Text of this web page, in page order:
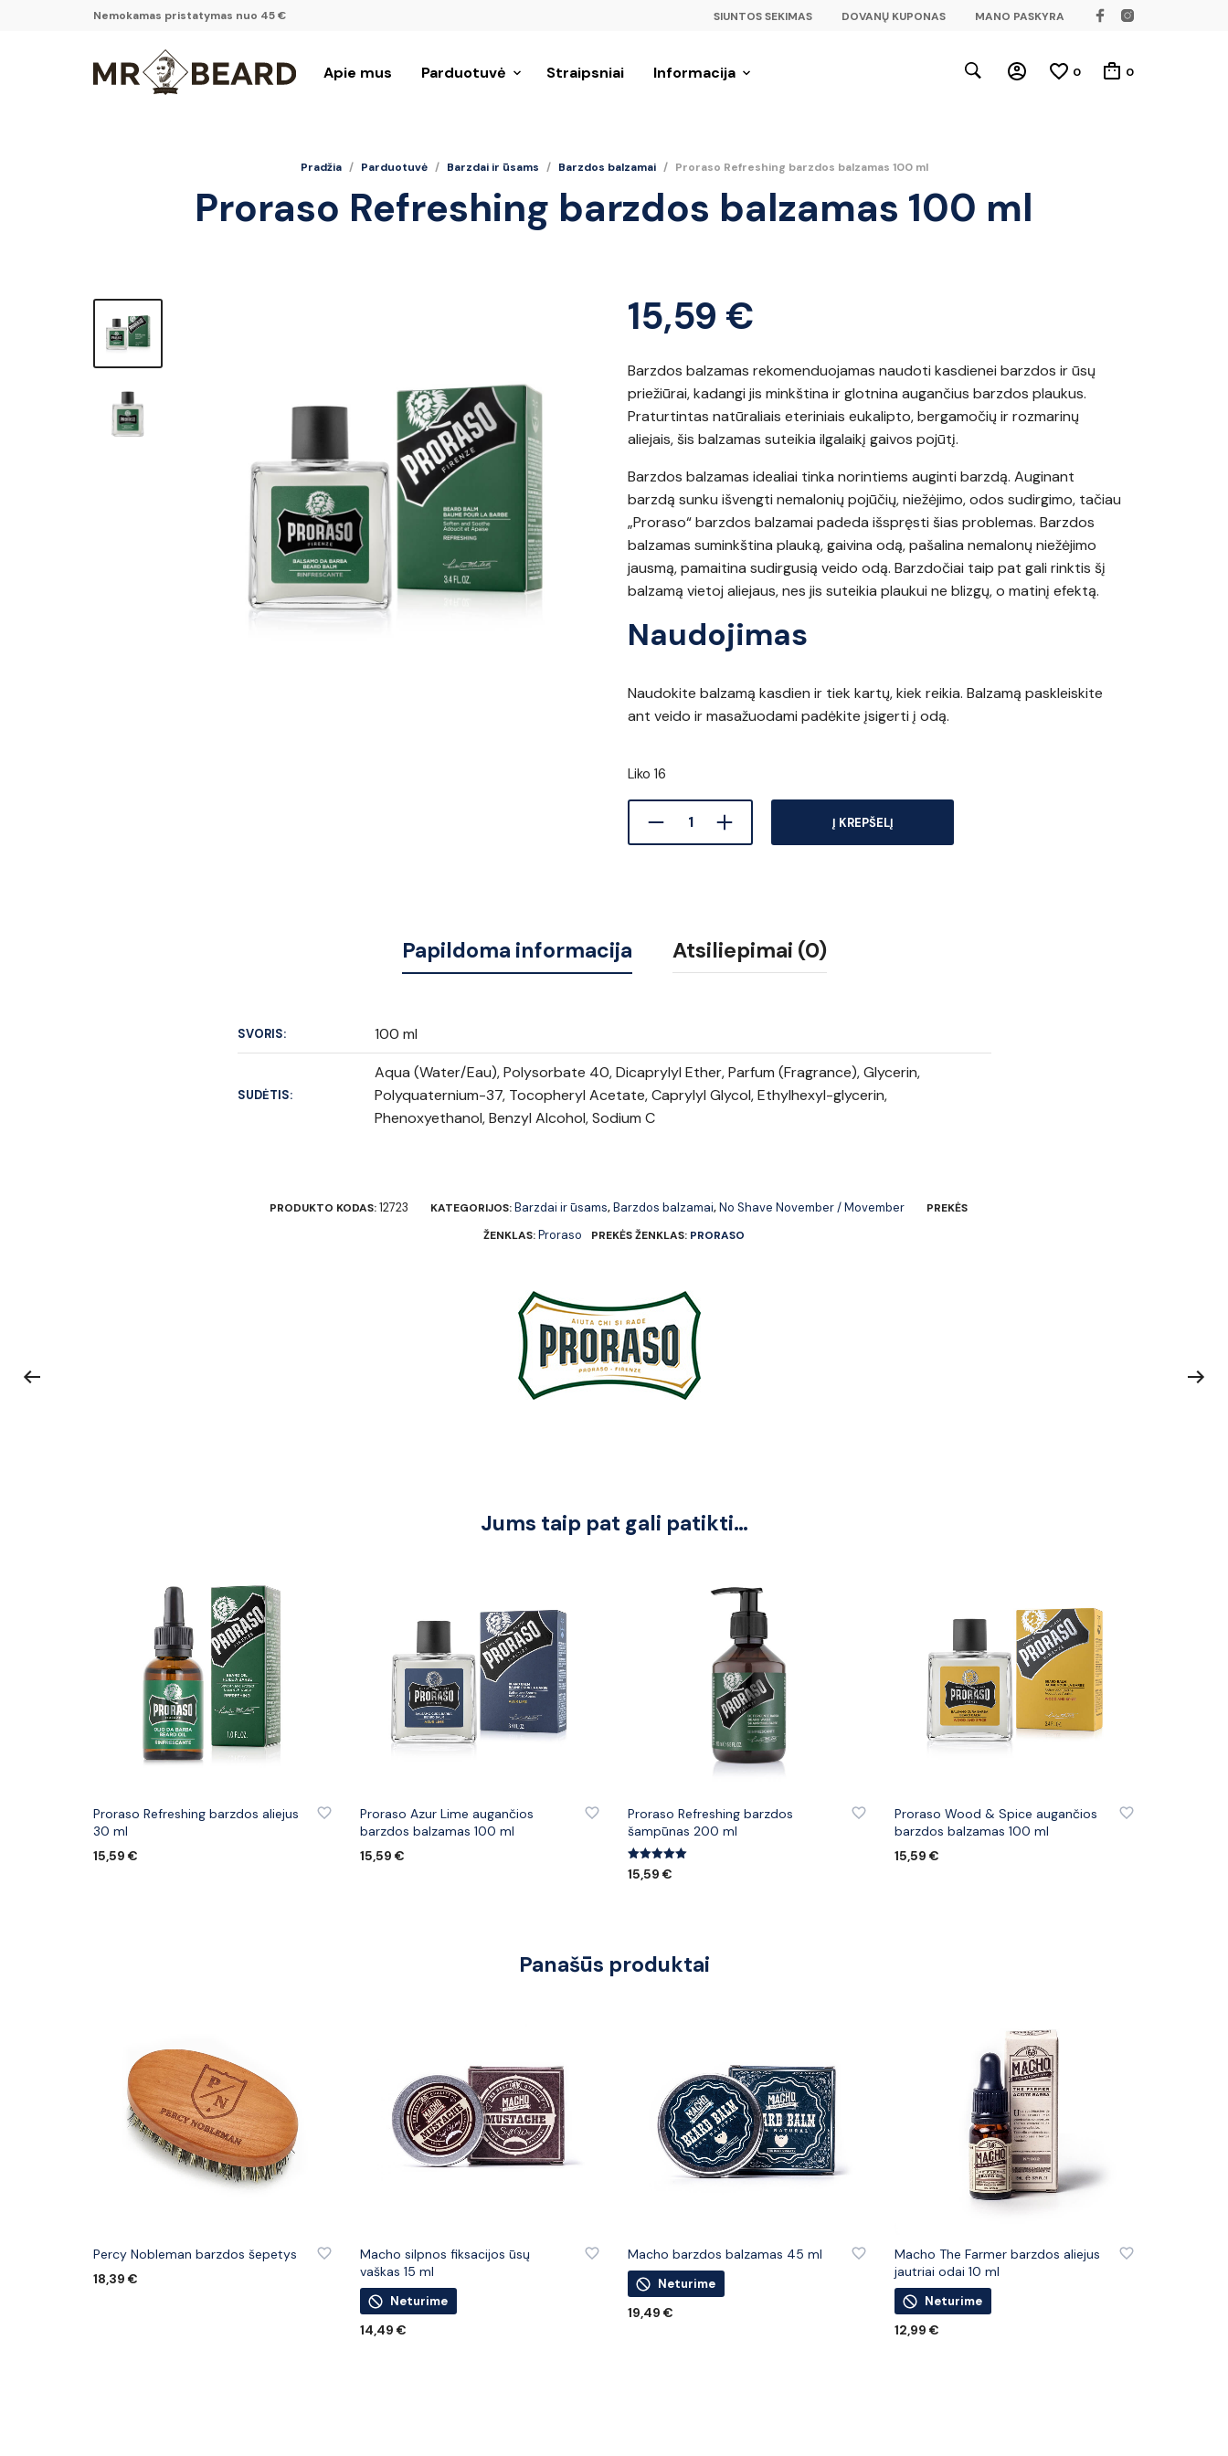
Nemokamas pristatymas nuo 45 € SIUNTOS SEKIMAS DOVANŲ KUPONAS MANO PASKYRA
Apie mus Parduotuvė Straipsniai Informacija 0 0
Pradžia / Parduotuvė / Barzdai ir ūsams / Barzdos balzamai / Proraso Refreshing barzdos balzamas 100 ml
Proraso Refreshing barzdos balzamas 100 ml
15,59 €
Barzdos balzamas rekomenduojamas naudoti kasdienei barzdos ir ūsų
priežiūrai, kadangi jis minkština ir glotnina augančius barzdos plaukus.
Praturtintas natūraliais eteriniais eukalipto, bergamočių ir rozmarinų
aliejais, šis balzamas suteikia ilgalaikį gaivos pojūtį.
Barzdos balzamas idealiai tinka norintiems auginti barzdą. Auginant
barzdą sunku išvengti nemalonių pojūčių, niežėjimo, odos sudirgimo, tačiau
„Proraso“ barzdos balzamai padeda išspręsti šias problemas. Barzdos
balzamas suminkština plauką, gaivina odą, pašalina nemalonų niežėjimo
jausmą, pamaitina sudirgusią veido odą. Barzdočiai taip pat gali rinktis šį
balzamą vietoj aliejaus, nes jis suteikia plaukui ne blizgų, o matinį efektą.
Naudojimas
Naudokite balzamą kasdien ir tiek kartų, kiek reikia. Balzamą paskleiskite
ant veido ir masažuodami padėkite įsigerti į odą.
Liko 16
Į KREPŠELĮ
Papildoma informacija Atsiliepimai (0)
SVORIS: 100 ml
SUDĖTIS:
Aqua (Water/Eau), Polysorbate 40, Dicaprylyl Ether, Parfum (Fragrance), Glycerin,
Polyquaternium-37, Tocopheryl Acetate, Caprylyl Glycol, Ethylhexyl-glycerin,
Phenoxyethanol, Benzyl Alcohol, Sodium C
PRODUKTO KODAS:12723 KATEGORIJOS:Barzdai ir ūsams,Barzdos balzamai,No Shave November / Movember
PREKĖS
ŽENKLAS:Proraso PREKĖS ŽENKLAS: PRORASO
Jums taip pat gali patikti…
Proraso Refreshing barzdos aliejus
30 ml
15,59 €
Proraso Azur Lime augančios
barzdos balzamas 100 ml
15,59€
Proraso Refreshing barzdos
šampūnas 200 ml
Įvertinimas:
5.00
15,59 €
Proraso Wood & Spice augančios
barzdos balzamas 100 ml
15,59€
Panašūs produktai
Percy Nobleman barzdos šepetys
18,39 €
Macho silpnos fiksacijos ūsų
vaškas 15 ml
Neturime
14,49€
Macho barzdos balzamas 45 ml
Neturime
19,49 €
Macho The Farmer barzdos aliejus
jautriai odai 10 ml
Neturime
12,99€